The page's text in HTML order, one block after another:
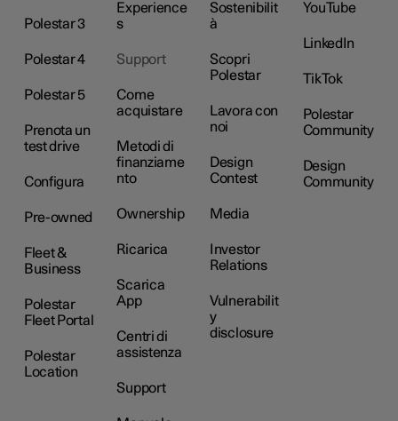
Polestar 3
Polestar 4
Polestar 5
Prenota un
test drive
Configura
Pre-owned
Fleet &
Business
Polestar
Fleet Portal
Polestar
Location
Experience
s
Support
Come
acquistare
Metodi di
finanziame
nto
Ownership
Ricarica
Scarica
App
Centri di
assistenza
Support
Sostenibilit
à
Scopri
Polestar
Lavora con
noi
Design
Contest
Media
Investor
Relations
Vulnerabilit
y
disclosure
YouTube
LinkedIn
TikTok
Polestar
Community
Design
Community